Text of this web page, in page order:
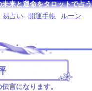
未来と運命をタロットで占う
易占い 開運手帳
ルーン
言になります。